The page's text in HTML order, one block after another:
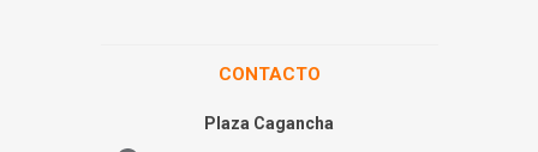
CONTACTO
Plaza Cagancha